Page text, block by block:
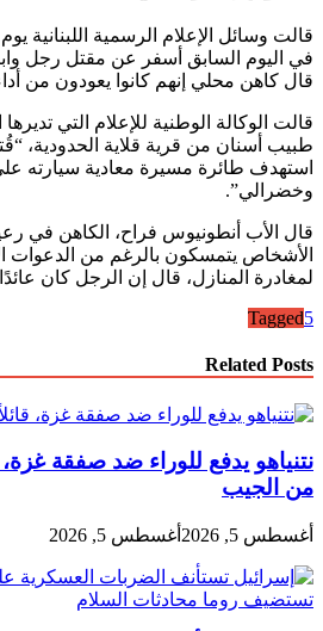
قالت وسائل الإعلام الرسمية اللبنانية يوم
في اليوم السابق أسفر عن مقتل رجل
قال كاهن محلي إنهم كانوا يعودون من
طبيب أسنان من قرية قلاية الحدودية،
استهدف طائرة مسيرة معادية سيارته
وخضرالي”.
قال الأب أنطونيوس فراح، الكاهن في
الأشخاص يتمسكون بالرغم من الدعوات
لمغادرة المنازل، قال إن الرجل كان
Tagged5
Related Posts
نتنياهو يدفع للوراء ضد صفقة
من الجيب
أغسطس 5, 2026 أغسطس 5, 2026